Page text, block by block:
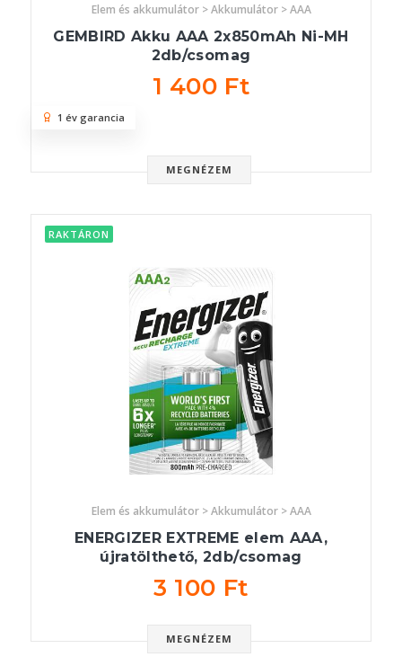
Elem és akkumulátor > Akkumulátor > AAA
GEMBIRD Akku AAA 2x850mAh Ni-MH
2db/csomag
1 400 Ft
MEGNÉZEM
1 év garancia
RAKTÁRON
Elem és akkumulátor > Akkumulátor > AAA
ENERGIZER EXTREME elem AAA,
újratölthető, 2db/csomag
3 100 Ft
MEGNÉZEM